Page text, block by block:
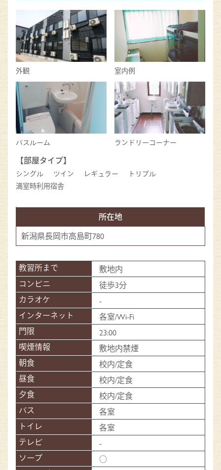
外観 室内例
バスルーム ランドリーコーナー
【部屋タイプ】
シングル ツイン レギュラー
トリプル
満室時利用宿舎
所在地
新潟県長岡市高島町780
敷地内
徒歩3分
-
各室/Wi-Fi
23:00
敷地内禁煙
校内/定食
校内/定食
校内/定食
各室
各室
-
○